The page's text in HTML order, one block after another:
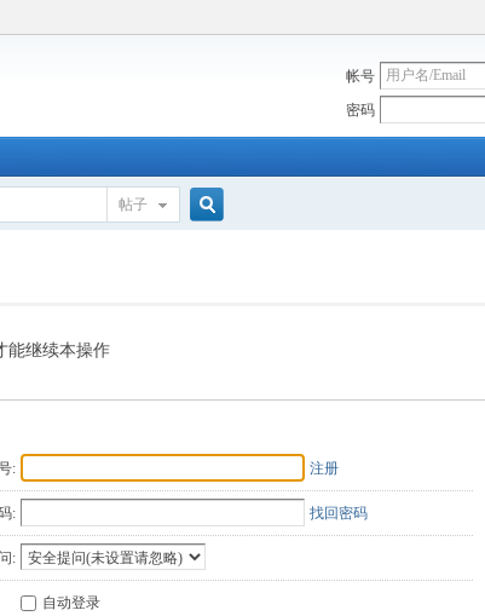
帐号
密码
帖子
能继续本操作
: 注册
: 找回密码
:
自动登录